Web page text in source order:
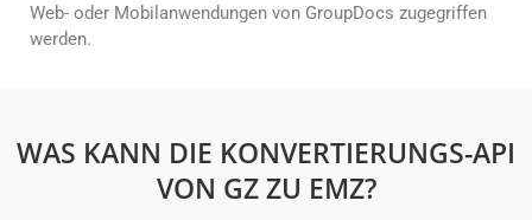
Web- oder Mobilanwendungen von GroupDocs zugegriffen
werden.
WAS KANN DIE KONVERTIERUNGS-API
VON GZ ZU EMZ?